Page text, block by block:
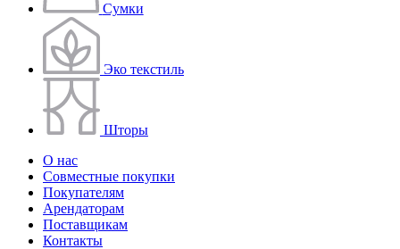
Сумки
Эко текстиль
Шторы
О нас
Совместные покупки
Покупателям
Арендаторам
Поставщикам
Контакты